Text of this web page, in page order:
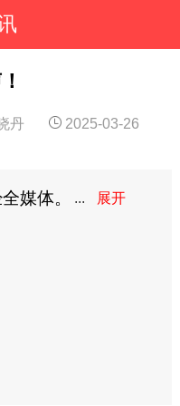
丹
2025-03-26
媒体。